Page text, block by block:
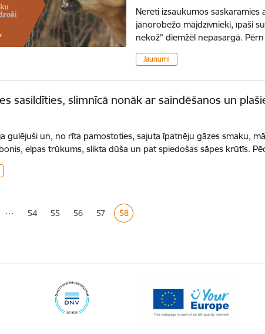
Nereti izsaukumos
jānorobežo mājdzīvnieki, īpaši
nekož” diemžēl nepasargā.
Jaunumi
sasildīties, slimnīcā nonāk ar saindēšanos un
gulējuši un, no rīta pamostoties, sajuta īpatnēju gāzes smaku,
elpas trūkums, slikta dūša un pat spiedošas sāpes krūtīs.
… Lapa
54 Lapa
55 Lapa
56 Lapa
57 Pašreizējā lapa
58